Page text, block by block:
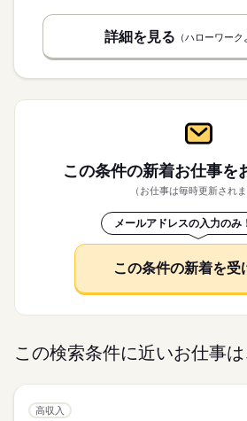
詳細を見る （ハローワーク
この条件の新着お仕事を
（お仕事は毎時更新されま
メールアドレスの入力のみ
この条件の新着を受
この検索条件に近いお仕事は
高収入